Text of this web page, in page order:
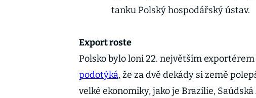
tanku Polský hospodářský ústav.
Export roste
Polsko bylo loni 22. největším
podotýká, že za dvě dekády si země
velké ekonomiky, jako je Brazílie,